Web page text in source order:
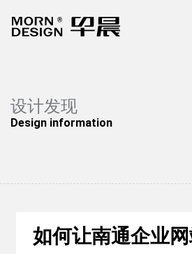
设计发现
Design information
如何让南通企业